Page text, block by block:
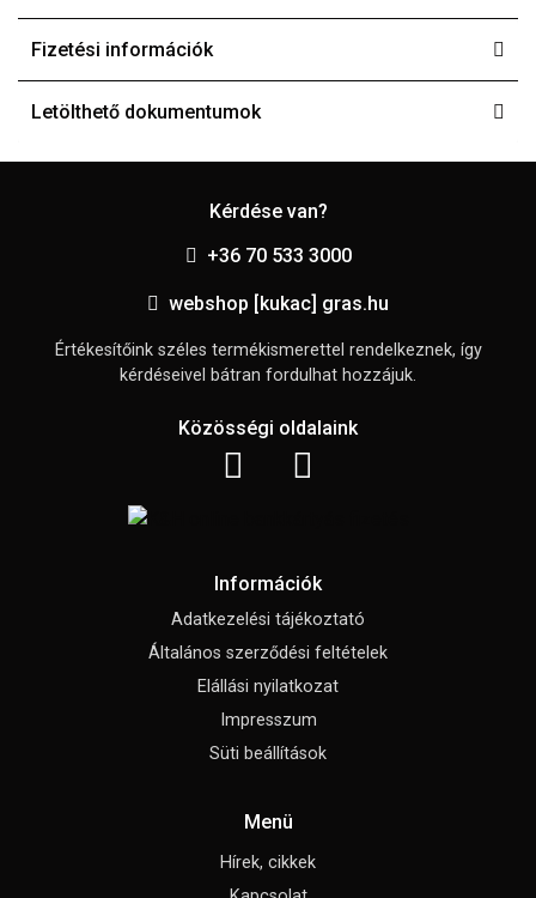
Fizetési információk
Letölthető dokumentumok
Kérdése van?
+36 70 533 3000
webshop [kukac] gras.hu
Értékesítőink széles termékismerettel rendelkeznek, így
kérdéseivel bátran fordulhat hozzájuk.
Közösségi oldalaink
Információk
Adatkezelési tájékoztató
Általános szerződési feltételek
Elállási nyilatkozat
Impresszum
Süti beállítások
Menü
Hírek, cikkek